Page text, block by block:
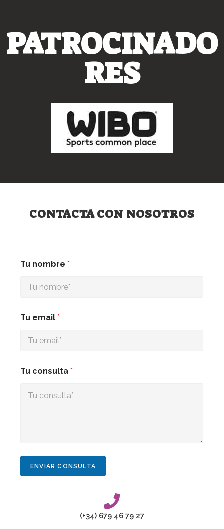
PATROCINADO
RES
CONTACTA CON NOSOTROS
Tu nombre *
Tu email *
Tu consulta *
ENVIAR CONSULTA
(+34) 679 46 79 27